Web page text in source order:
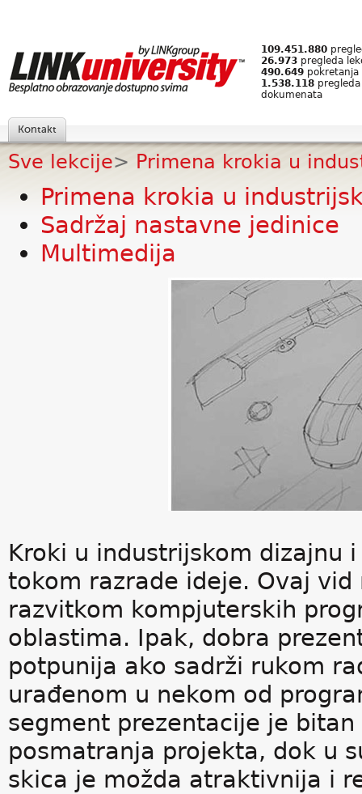
109.451.880
26.973 pregleda
490.649 pokretanja
1.538.118
dokumenata
Kontakt
Sve lekcije> Primena krokia u
Primena krokia u
Sadržaj nastavne jedinice
Multimedija
Kroki u industrijskom dizajnu
tokom razrade ideje. Ovaj
razvitkom kompjuterskih
oblastima. Ipak, dobra
potpunija ako sadrži rukom
urađenom u nekom od
segment prezentacije je
posmatranja projekta, dok u
skica je možda atraktivnija i